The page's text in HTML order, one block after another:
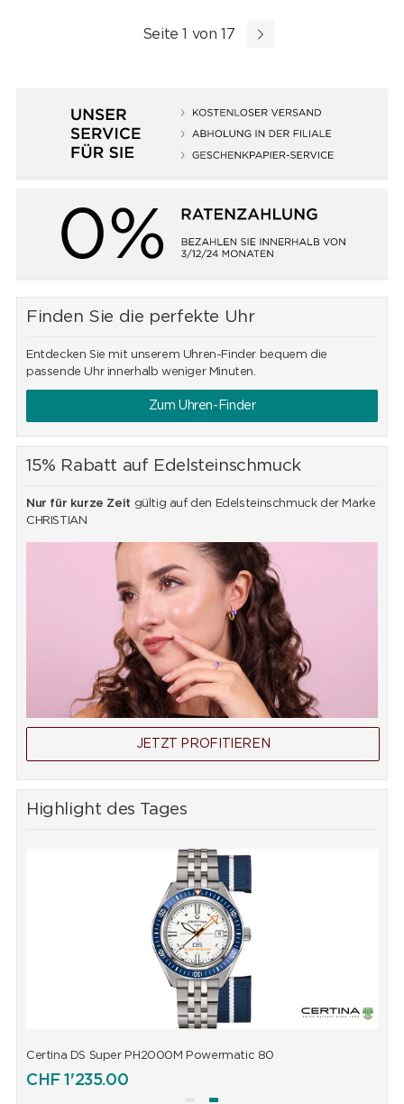
Seite 1 von 17
Finden Sie die perfekte Uhr
Entdecken Sie mit unserem Uhren-Finder bequem die
passende Uhr innerhalb weniger Minuten.
Zum Uhren-Finder
15% Rabatt auf Edelsteinschmuck
Nur für kurze Zeit gültig auf den Edelsteinschmuck der Marke
CHRISTIAN
JETZT PROFITIEREN
Highlight des Tages
Certina DS Super PH2000M Powermatic 80
CHF1'235.00